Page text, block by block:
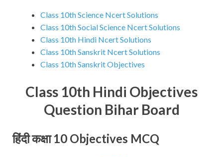
Class 10th Science Ncert Solutions
Class 10th Social Science Ncert Solutions
Class 10th Hindi Ncert Solutions
Class 10th Sanskrit Ncert Solutions
Class 10th Sanskrit Objectives
Class 10th Hindi Objectives
Question Bihar Board
हिंदी कक्षा 10 Objectives MCQ